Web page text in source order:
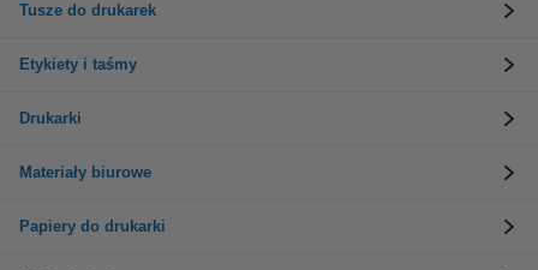
Tusze do drukarek
Etykiety i taśmy
Drukarki
Materiały biurowe
Papiery do drukarki